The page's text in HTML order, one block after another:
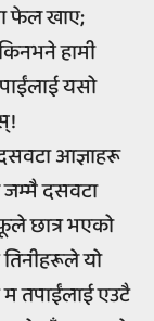
फेल खाए;
हामी
यसो
आज्ञाहरू
दसवटा
छात्र भएको
यो
तपाईंलाई एउटै